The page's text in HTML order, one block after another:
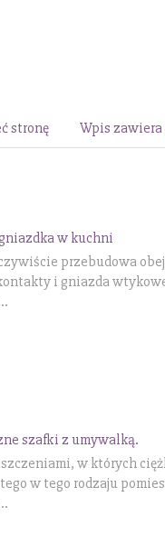
stronę Wpis zawiera
w kuchni
przebudowa
i gniazda
szafki z umywalką.
w których
w tego rodzaju